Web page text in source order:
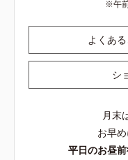
午
よくあ
シ
月末
お早
平日のお昼